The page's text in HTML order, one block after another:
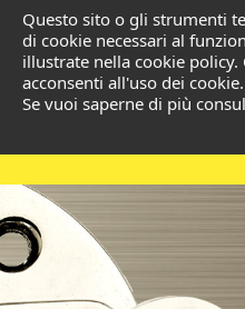
Questo sito o gli strumenti
di cookie necessari al
illustrate nella cookie policy.
acconsenti all'uso dei cookie.
Se vuoi saperne di più